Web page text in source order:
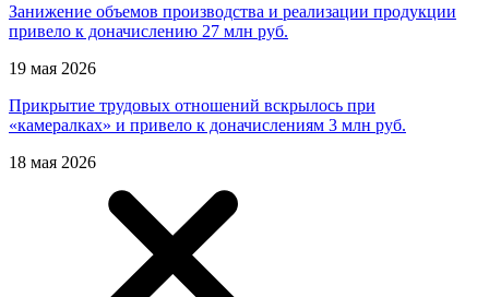
Занижение объемов производства и реализации продукции
привело к доначислению 27 млн руб.
19 мая 2026
Прикрытие трудовых отношений вскрылось при
«камералках» и привело к доначислениям 3 млн руб.
18 мая 2026